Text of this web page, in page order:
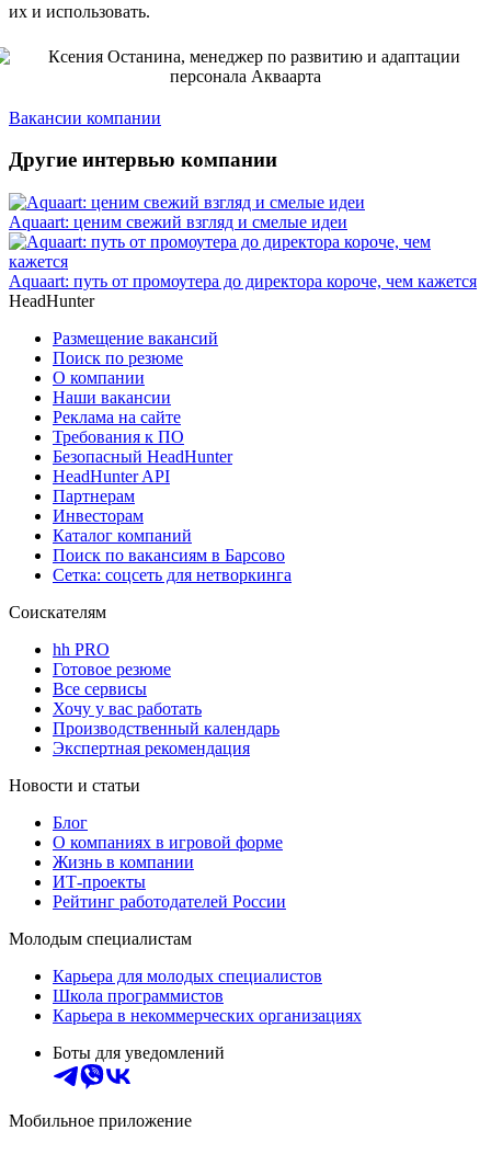
их и использовать.
Вакансии компании
Другие интервью компании
Aquaart: ценим свежий взгляд и смелые идеи
Aquaart: путь от промоутера до директора короче, чем кажется
HeadHunter
Размещение вакансий
Поиск по резюме
О компании
Наши вакансии
Реклама на сайте
Требования к ПО
Безопасный HeadHunter
HeadHunter API
Партнерам
Инвесторам
Каталог компаний
Поиск по вакансиям в Барсово
Сетка: соцсеть для нетворкинга
Соискателям
hh PRO
Готовое резюме
Все сервисы
Хочу у вас работать
Производственный календарь
Экспертная рекомендация
Новости и статьи
Блог
О компаниях в игровой форме
Жизнь в компании
ИТ-проекты
Рейтинг работодателей России
Молодым специалистам
Карьера для молодых специалистов
Школа программистов
Карьера в некоммерческих организациях
Боты для уведомлений
Мобильное приложение